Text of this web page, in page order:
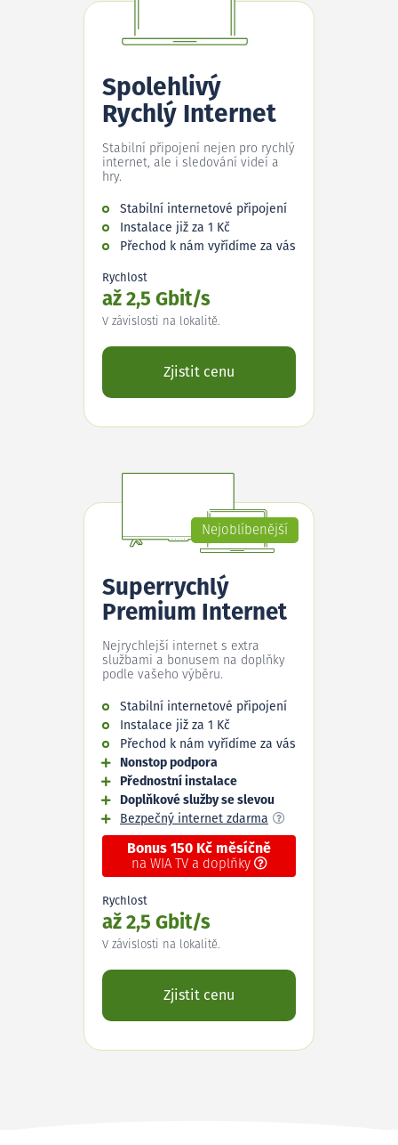
Spolehlivý
Rychlý Internet
Stabilní připojení nejen pro rychlý
internet, ale i sledování videí a
hry.
Stabilní internetové připojení
Instalace již za 1 Kč
Přechod k nám vyřídíme za vás
Rychlost
až 2,5 Gbit/s
V závislosti na lokalitě.
Zjistit cenu
Nejoblíbenější
Superrychlý
Premium Internet
Nejrychlejší internet s extra
službami a bonusem na doplňky
podle vašeho výběru.
Stabilní internetové připojení
Instalace již za 1 Kč
Přechod k nám vyřídíme za vás
Nonstop podpora
Přednostní instalace
Doplňkové služby se slevou
Bezpečný internet zdarma
Bonus 150 Kč měsíčně
na WIA TV a doplňky
Rychlost
až 2,5 Gbit/s
V závislosti na lokalitě.
Zjistit cenu